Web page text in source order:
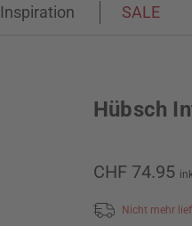
Inspiration SALE
Hübsch
CHF 74.95
Nicht mehr